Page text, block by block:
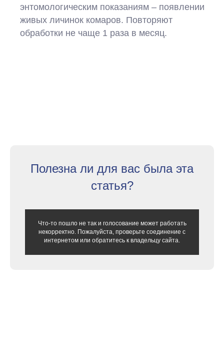
энтомологическим показаниям – появлении
живых личинок комаров. Повторяют
обработки не чаще 1 раза в месяц.
Полезна ли для вас была эта
статья?
Что-то пошло не так и голосование может работать
некорректно. Пожалуйста, проверьте соединение с
интернетом или обратитесь к владельцу сайта.